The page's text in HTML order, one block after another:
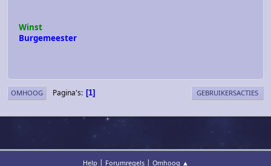
Winst
Burgemeester
OMHOOG Pagina's 1 GEBRUIKERSACTIES
Help | Forumregels| Omhoog ▲